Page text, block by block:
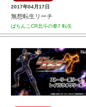
2017年04月17日
無想転生リーチ
ぱちんこCR北斗の拳7 転生